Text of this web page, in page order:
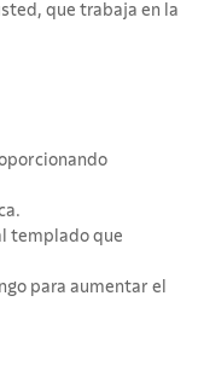
que trabaja en la
templado que
para aumentar el